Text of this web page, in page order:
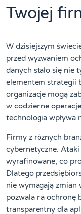
Twojej
W dzisiejszym
przed wyzwaniem
danych stało się nie
elementem strategii
organizacje mogą
w codzienne
technologia wpływa
Firmy z różnych
cybernetyczne. Ataki
wyrafinowane, co
Dlatego
nie wymagają zmian
pozwala na ochronę
transparentny dla